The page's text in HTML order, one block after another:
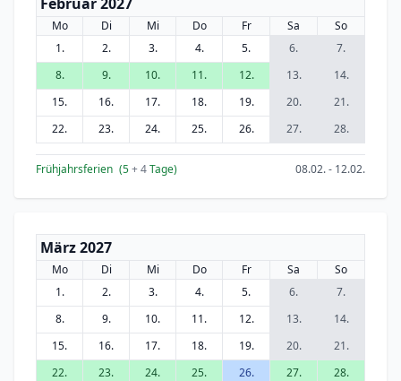
Mo Di Mi Do Fr Sa
So
1.
2. 3. 4. 5. 6.
7.
8.
9. 10. 11. 12. 13.
14.
15.
16. 17. 18. 19. 20.
21.
22.
23. 24. 25. 26. 27. 28.
Frühjahrsferien (5+ 4Tage) 08.02. - 12.02.
März 2027
Mo Di Mi Do Fr Sa
So
1.
2. 3. 4. 5. 6.
7.
8.
9. 10. 11. 12. 13.
14.
15.
16. 17. 18. 19. 20.
21.
22.
23. 24. 25. 26. 27.
28.